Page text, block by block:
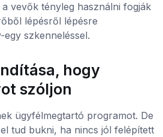
vevők tényleg használni fogják
lépésről lépésre
szkenneléssel.
hogy
szóljon
ügyfélmegtartó programot. De
tud bukni, ha nincs jól felépített